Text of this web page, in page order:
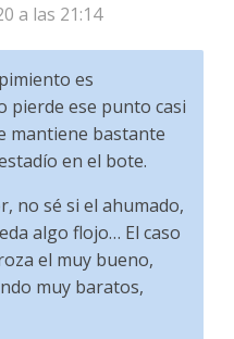
a las 21:14
es
pierde ese punto casi
mantiene bastante
en el bote.
no sé si el ahumado,
algo flojo… El caso
el muy bueno,
muy baratos,